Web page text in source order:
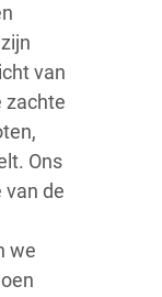
van
zachte
Ons
de
we